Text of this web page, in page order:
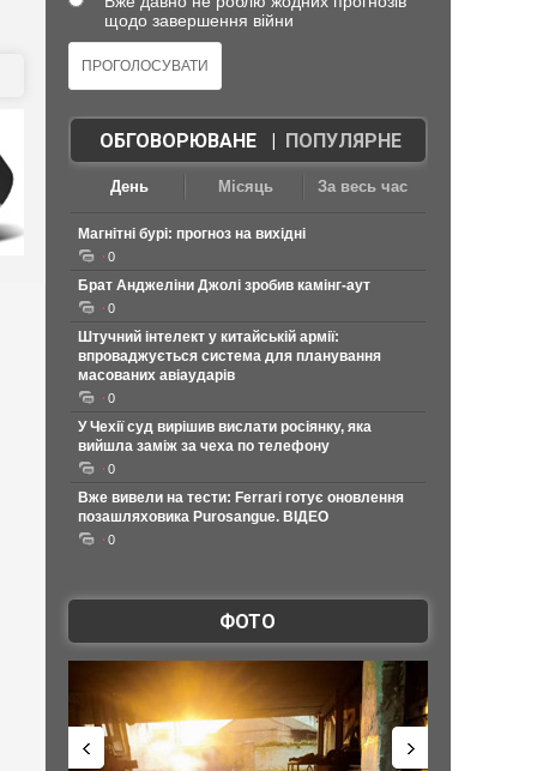
щодо завершення війни
ОБГОВОРЮВАНЕ| ПОПУЛЯРНЕ
День Місяць За весь час
Магнітні бурі: прогноз на вихідні
0
Брат Анджеліни Джолі зробив камінг-аут
0
Штучний інтелект у китайській армії:
впроваджується система для планування
масованих авіаударів
0
У Чехії суд вирішив вислати росіянку, яка
вийшла заміж за чеха по телефону
0
Вже вивели на тести: Ferrari готує оновлення
позашляховика Purosangue. ВІДЕО
0
ФОТО